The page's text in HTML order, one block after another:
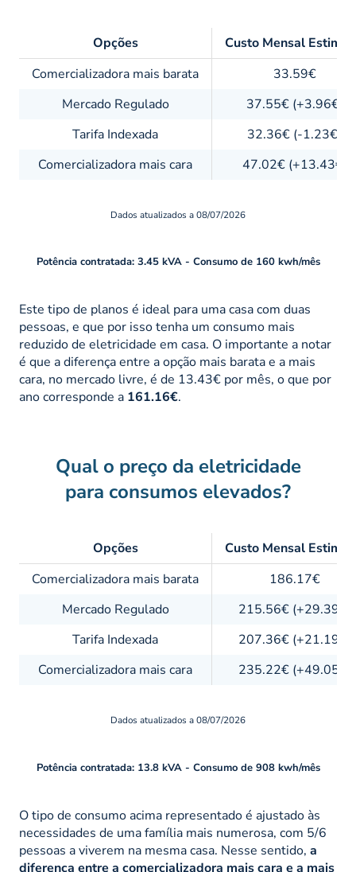
Opções
Custo Mensal
Comercializadora mais barata
33.59€
Mercado Regulado
37.55€ (+3.96€)
Tarifa Indexada
32.36€ (-1.23€)
Comercializadora mais cara
47.02€ (+13.43€)
Dados atualizados a 08/07/2026
Potência contratada: 3.45 kVA- Consumo de 160 kwh/mês
Este tipo de planos é ideal para uma casa com duas
pessoas, e que por isso tenha um consumo mais
reduzido de eletricidade em casa. O importante a notar
é que a diferença entre a opção mais baratae a mais
cara, no mercado livre, é de 13.43€ por mês, o que por
ano corresponde a 161.16€.
Qual o preço da eletricidade
para consumos elevados?
Opções
Custo Mensal
Comercializadora mais barata
186.17€
Mercado Regulado
215.56€ (+29.39€)
Tarifa Indexada
207.36€ (+21.19€)
Comercializadora mais cara
235.22€ (+49.05€)
Dados atualizados a 08/07/2026
Potência contratada: 13.8 kVA- Consumo de 908 kwh/mês
O tipo de consumo acima representado é ajustado às
necessidades de uma família mais numerosa, com 5/6
pessoas a viverem na mesma casa. Nesse sentido, a
diferença entre a comercializadora mais cara e a mais